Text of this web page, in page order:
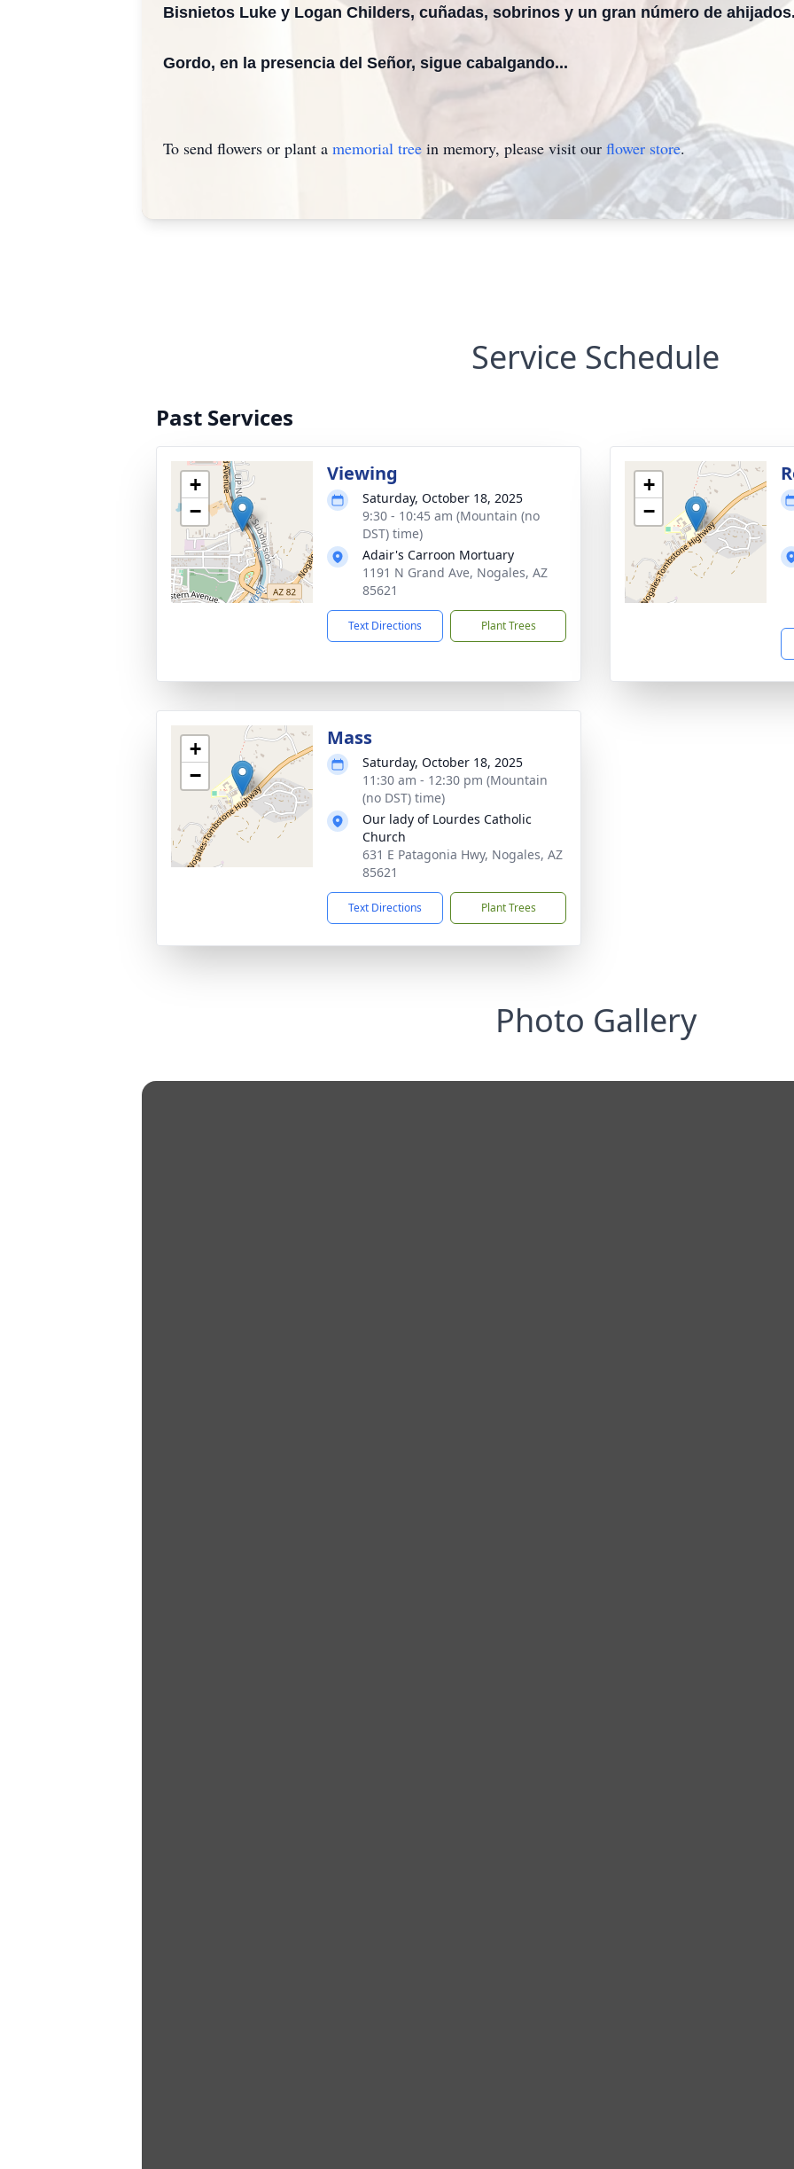
Bisnietos Luke y Logan Childers, cuñadas, sobrinos y un gran número de ahijados.
Gordo, en la presencia del Señor, sigue cabalgando...
To send flowers or plant a memorial tree in memory, please visit our flower store.
Service Schedule
Past Services
+
−
Viewing
Saturday, October 18, 2025
9:30 - 10:45 am (Mountain (no
DST) time)
Adair's Carroon Mortuary
1191 N Grand Ave, Nogales, AZ
85621
Text Directions Plant Trees
+
−
+
−
Mass
Saturday, October 18, 2025
11:30 am - 12:30 pm (Mountain
(no DST) time)
Our lady of Lourdes Catholic
Church
631 E Patagonia Hwy, Nogales, AZ
85621
Text Directions Plant Trees
Photo Gallery